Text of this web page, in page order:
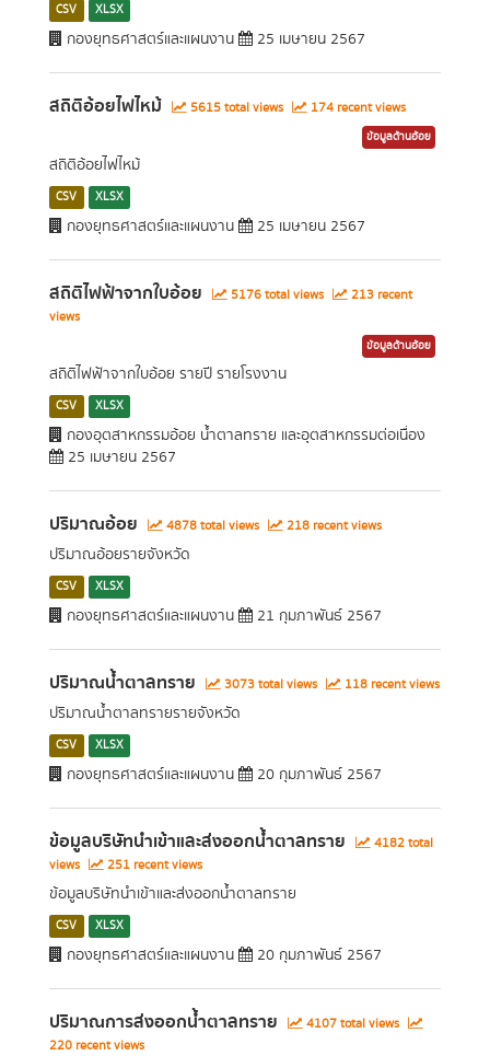
CSV XLSX
กองยุทธศาสตร์และแผนงาน 25 เมษายน 2567
สถิติอ้อยไฟไหม้ 5615 total views 174 recent views
ข้อมูลด้านอ้อย
สถิติอ้อยไฟไหม้
CSV XLSX
กองยุทธศาสตร์และแผนงาน 25 เมษายน 2567
สถิติไฟฟ้าจากใบอ้อย 5176 total views
213 recent
views
ข้อมูลด้านอ้อย
สถิติไฟฟ้าจากใบอ้อย รายปี รายโรงงาน
CSV XLSX
กองอุตสาหกรรมอ้อย น้ำตาลทราย และอุตสาหกรรมต่อเนื่อง
25 เมษายน 2567
ปริมาณอ้อย 4878 total views 218 recent views
ปริมาณอ้อยรายจังหวัด
CSV XLSX
กองยุทธศาสตร์และแผนงาน 21 กุมภาพันธ์ 2567
ปริมาณน้ำตาลทราย 3073 total views 118 recent views
ปริมาณน้ำตาลทรายรายจังหวัด
CSV XLSX
กองยุทธศาสตร์และแผนงาน 20 กุมภาพันธ์ 2567
ข้อมูลบริษัทนำเข้าและส่งออกน้ำตาลทราย
4182 total
views
251 recent views
ข้อมูลบริษัทนำเข้าและส่งออกน้ำตาลทราย
CSV XLSX
กองยุทธศาสตร์และแผนงาน 20 กุมภาพันธ์ 2567
ปริมาณการส่งออกน้ำตาลทราย
4107 total views
220 recent views